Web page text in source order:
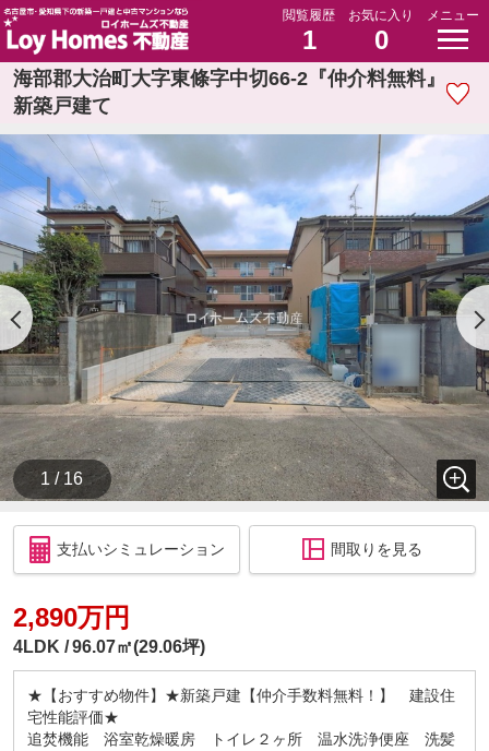
閲覧履歴
1
お気に入り
0
メニュー
海部郡大治町大字東條字中切66-2『仲介料無料』
新築戸建て
1 / 16
支払いシミュレーション 間取りを見る
2,890万円
4LDK 96.07㎡(29.06坪)
★【おすすめ物件】★新築戸建【仲介手数料無料！】 建設住
宅性能評価★
追焚機能 浴室乾燥暖房 トイレ２ヶ所 温水洗浄便座 洗髪